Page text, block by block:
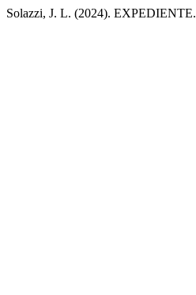
Solazzi, J. L. (2024). EXPEDIENTE.